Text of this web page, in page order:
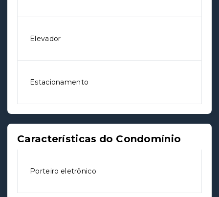
Elevador
Estacionamento
Características do Condomínio
Porteiro eletrônico